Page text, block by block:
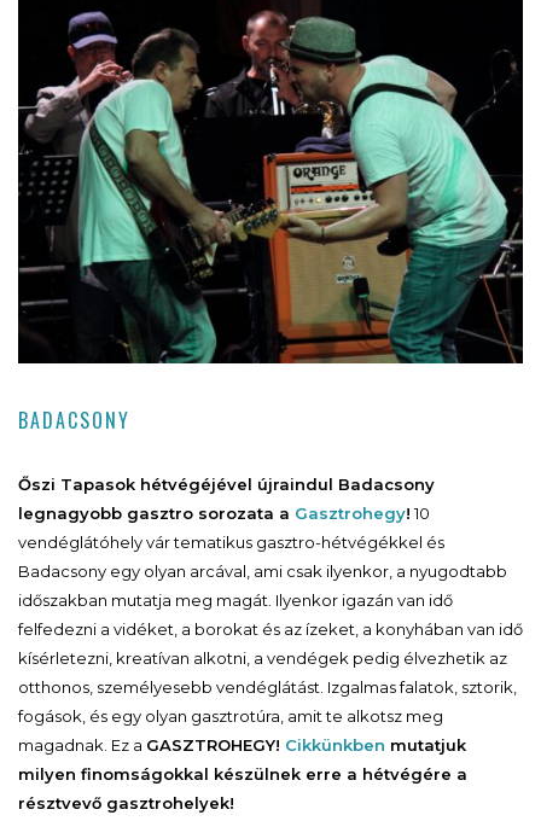
BADACSONY
Őszi Tapasok hétvégéjével újraindul Badacsony
legnagyobb gasztro sorozata a Gasztrohegy!10
vendéglátóhely vár tematikus gasztro-hétvégékkel és
Badacsony egy olyan arcával, ami csak ilyenkor, a nyugodtabb
időszakban mutatja meg magát. Ilyenkor igazán van idő
felfedezni a vidéket, a borokat és az ízeket, a konyhában van idő
kísérletezni, kreatívan alkotni, a vendégek pedig élvezhetik az
otthonos, személyesebb vendéglátást. Izgalmas falatok, sztorik,
fogások, és egy olyan gasztrotúra, amit te alkotsz meg
magadnak. Ez a GASZTROHEGY! Cikkünkben mutatjuk
milyen finomságokkal készülnek erre a hétvégére a
résztvevő gasztrohelyek!